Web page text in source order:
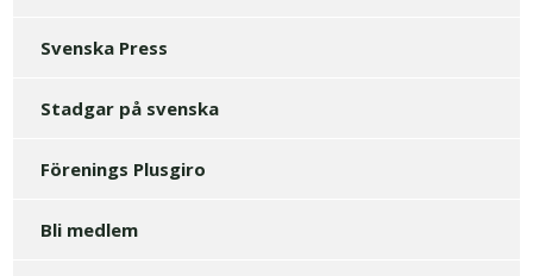
Svenska Press
Stadgar på svenska
Förenings Plusgiro
Bli medlem